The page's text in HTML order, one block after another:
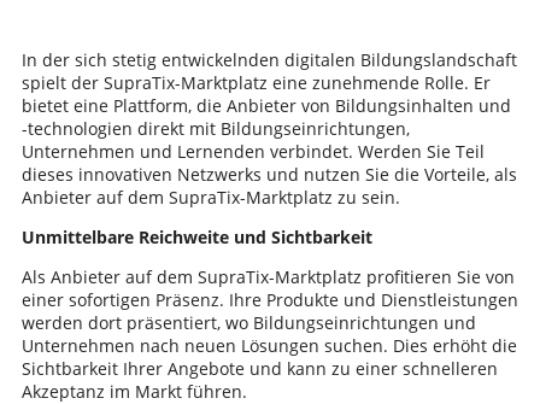
In der sich stetig entwickelnden digitalen Bildungslandschaft
spielt der SupraTix-Marktplatz eine zunehmende Rolle. Er
bietet eine Plattform, die Anbieter von Bildungsinhalten und
-technologien direkt mit Bildungseinrichtungen,
Unternehmen und Lernenden verbindet. Werden Sie Teil
dieses innovativen Netzwerks und nutzen Sie die Vorteile, als
Anbieter auf dem SupraTix-Marktplatz zu sein.
Unmittelbare Reichweite und Sichtbarkeit
Als Anbieter auf dem SupraTix-Marktplatz profitieren Sie von
einer sofortigen Präsenz. Ihre Produkte und Dienstleistungen
werden dort präsentiert, wo Bildungseinrichtungen und
Unternehmen nach neuen Lösungen suchen. Dies erhöht die
Sichtbarkeit Ihrer Angebote und kann zu einer schnelleren
Akzeptanz im Markt führen.